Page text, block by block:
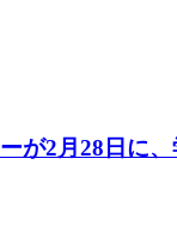
が2月28日に